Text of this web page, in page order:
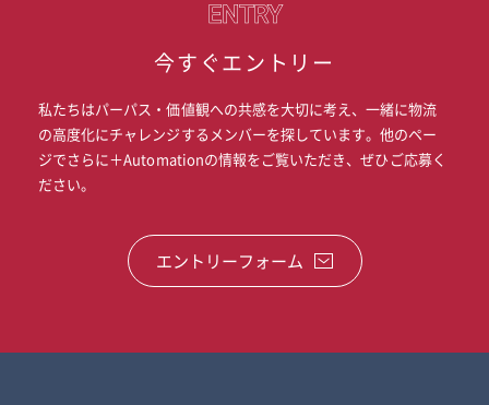
ENTRY
今すぐエントリー
私たちはパーパス・価値観への共感を大切に考え、一緒に物流
の高度化にチャレンジするメンバーを探しています。他のペー
ジでさらに＋Automationの情報をご覧いただき、ぜひご応募く
ださい。
エントリーフォーム